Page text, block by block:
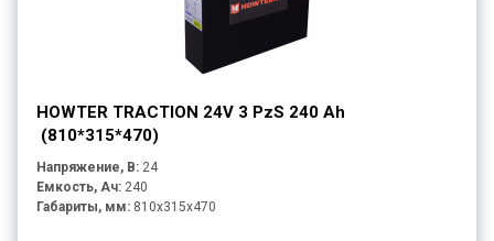
HOWTER TRACTION 24V 3 PzS 240 Ah
(810*315*470)
Напряжение, В: 24
Емкость, Ач: 240
Габариты, мм: 810x315x470